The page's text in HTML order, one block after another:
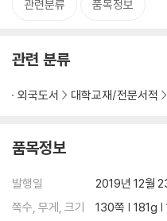
관련분류 품목정보
관련 분류
외국도서 대학교재/전문서적
품목정보
발행일
2019년 12월
쪽수, 무게, 크기
130쪽 | 181g